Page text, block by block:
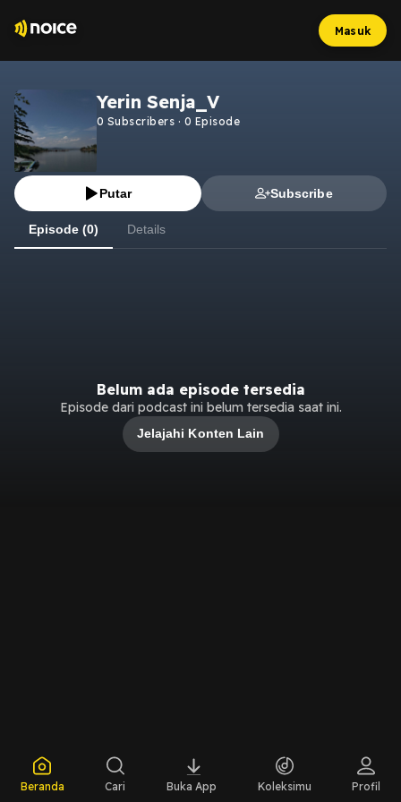
Masuk
Yerin Senja_V
0 Subscribers · 0 Episode
Putar Subscribe
Episode (0) Details
Belum ada episode tersedia
Episode dari podcast ini belum tersedia saat ini.
Jelajahi Konten Lain
Beranda Cari Buka App Koleksimu Profil